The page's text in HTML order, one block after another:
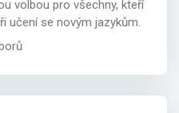
volbou pro všechny, kteří
učení se novým jazykům.